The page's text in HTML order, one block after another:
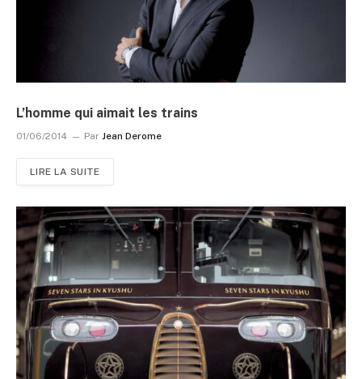
L’homme qui aimait les trains
01/06/2014 Par Jean Derome
LIRE LA SUITE